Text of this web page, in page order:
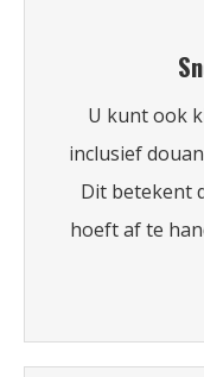
U kunt ook
inclusief
Dit betekent
hoeft af te